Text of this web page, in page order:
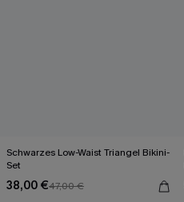
Schwarzes Low-Waist Triangel Bikini-
Set
38,00 €47,00 €